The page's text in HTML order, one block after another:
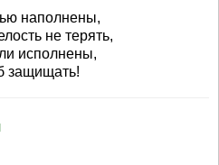
наполнены,
не терять,
исполнены,
защищать!